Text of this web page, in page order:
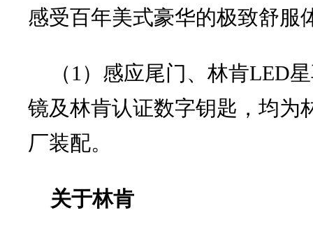
感受百年美式豪华的极致舒服
（1）感应尾门、林肯LED
镜及林肯认证数字钥匙，均为
厂装配。
关于林肯